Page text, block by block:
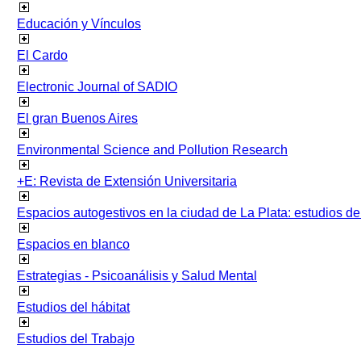
Educación y Vínculos
El Cardo
Electronic Journal of SADIO
El gran Buenos Aires
Environmental Science and Pollution Research
+E: Revista de Extensión Universitaria
Espacios autogestivos en la ciudad de La Plata: estudios
Espacios en blanco
Estrategias - Psicoanálisis y Salud Mental
Estudios del hábitat
Estudios del Trabajo